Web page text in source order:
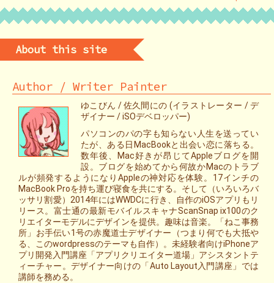
About this site
Author / Writer Painter
ゆこびん / 佐久間にの (イラストレーター / デ
ザイナー / iSOデベロッパー)
パソコンのパの字も知らない人生を送ってい
たが、ある日MacBookと出会い恋に落ちる。
数年後、Mac好きが昂じてAppleブログを開
設。ブログを始めてから何故かMacのトラブ
ルが頻発するようになりAppleの神対応を体験。17インチの
MacBook Proを持ち運び寝食を共にする。そして（いろいろバ
ッサリ割愛）2014年にはWWDCに行き、自作のiOSアプリもリ
リース。富士通の最新モバイルスキャナScanSnap ix100のク
リエイターモデルにデザインを提供。趣味は音楽。「ねこ事務
所」お手伝い1号の赤魔道士デザイナー（つまり何でも大抵や
る、このwordpressのテーマも自作）。未経験者向けiPhoneア
プリ開発入門講座「アプリクリエイター道場」アシスタントテ
ィーチャー。デザイナー向けの「Auto Layout入門講座」では
講師を務める。